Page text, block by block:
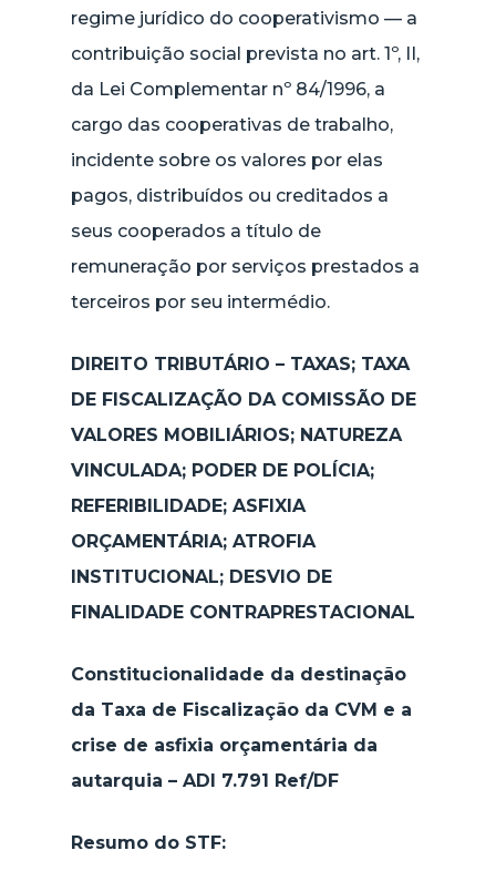
regime jurídico do cooperativismo — a
contribuição social prevista no art. 1º, II,
da Lei Complementar nº 84/1996, a
cargo das cooperativas de trabalho,
incidente sobre os valores por elas
pagos, distribuídos ou creditados a
seus cooperados a título de
remuneração por serviços prestados a
terceiros por seu intermédio.
DIREITO TRIBUTÁRIO – TAXAS; TAXA
DE FISCALIZAÇÃO DA COMISSÃO DE
VALORES MOBILIÁRIOS; NATUREZA
VINCULADA; PODER DE POLÍCIA;
REFERIBILIDADE; ASFIXIA
ORÇAMENTÁRIA; ATROFIA
INSTITUCIONAL; DESVIO DE
FINALIDADE CONTRAPRESTACIONAL
Constitucionalidade da destinação
da Taxa de Fiscalização da CVM e a
crise de asfixia orçamentária da
autarquia – ADI 7.791 Ref/DF
Resumo do STF: